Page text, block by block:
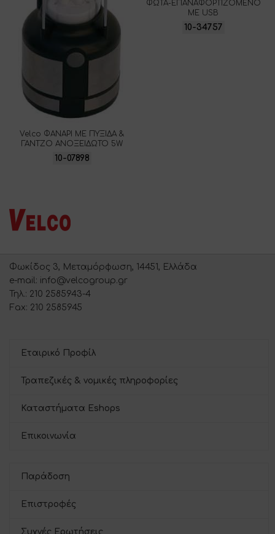
Velco ΦΑΝΑΡΙ ΜΕ ΠΥΞΙΔΑ &
ΓΑΝΤΖΟ ΑΝΟΞΕΙΔΩΤΟ 5W
10-07898
ΦΩΤΑ-ΕΠΑΝΑΦΟΡΤΙΖΟΜΕΝΟ
ΜΕ USB
10-34757
Φωκίδος 3, Μεταμόρφωση, 14451, Ελλάδα
e-mail: info@velcogroup.gr
Τηλ.: 210 2585943-4
Fax: 210 2585945
Εταιρικό Προφίλ
Τραπεζικές & νομικές πληροφορίες
Καταστήματα Eshops
Επικοινωνία
Παράδοση
Επιστροφές
Συχνές Ερωτήσεις